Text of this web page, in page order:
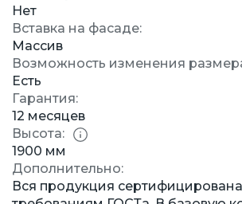
Нет
Вставка на фасаде:
Массив
Возможность изменения
Есть
Гарантия:
12 месяцев
Высота:
1900 мм
Дополнительно:
Вся продукция